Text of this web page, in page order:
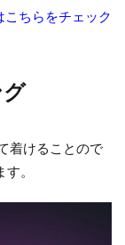
ちらをチェック
着けることので
。